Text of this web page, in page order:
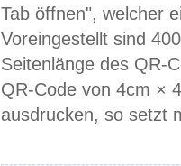
Tab öffnen", welcher
Voreingestellt sind
Seitenlänge des QR-
QR-Code von 4cm ×
ausdrucken, so setzt